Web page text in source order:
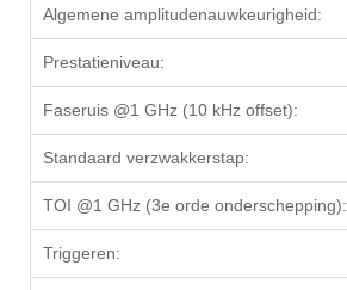
Algemene amplitudenauwkeurigheid:
Prestatieniveau:
Faseruis @1 GHz (10 kHz offset):
Standaard verzwakkerstap:
TOI @1 GHz (3e orde onderschepping):
Triggeren: